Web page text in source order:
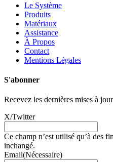
Le Système
Produits
Matériaux
Assistance
À Propos
Contact
Mentions Légales
S'abonner
Recevez les dernières mises à
X/Twitter
Ce champ n’est utilisé qu’à des
inchangé.
Email(Nécessaire)